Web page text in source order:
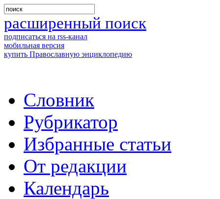
расширенный поиск
подписаться на rss-канал
мобильная версия
купить Православную энциклопедию
Словник
Рубрикатор
Избранные статьи
От редакции
Календарь